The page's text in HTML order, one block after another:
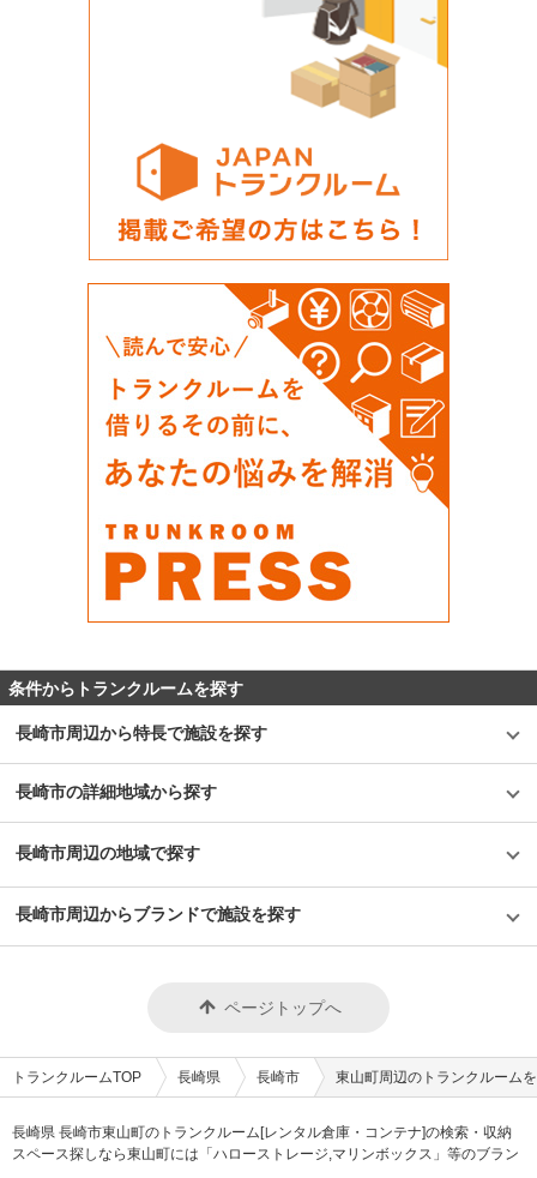
条件からトランクルームを探す
長崎市周辺から特長で施設を探す
長崎市の詳細地域から探す
長崎市周辺の地域で探す
長崎市周辺からブランドで施設を探す
ページトップへ
トランクルームTOP 長崎県 長崎市 東山町周辺のトランクルーム
長崎県 長崎市東山町のトランクルーム[レンタル倉庫・コンテナ]の検索・収納
スペース探しなら東山町には「ハローストレージ,マリンボックス」等のブラン